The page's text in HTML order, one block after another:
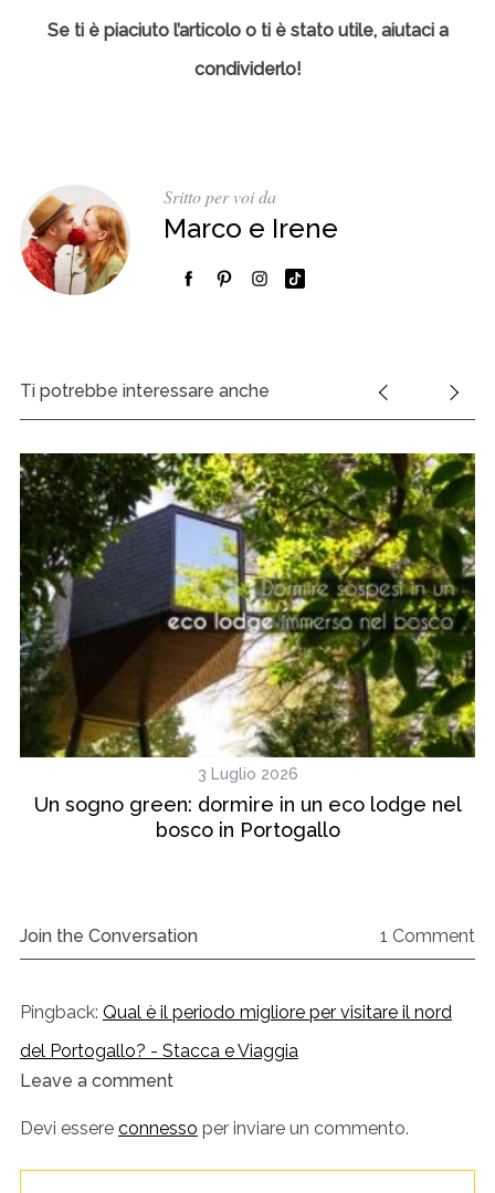
Se ti è piaciuto l’articolo o ti è stato utile, aiutaci a
condividerlo!
Sritto per voi da
Marco e Irene
Ti potrebbe interessare anche
3 Luglio 2026
Un sogno green: dormire in un eco lodge nel
bosco in Portogallo
Join the Conversation 1 Comment
Pingback: Qual è il periodo migliore per visitare il nord
del Portogallo? - Stacca e Viaggia
L
e
a
Leave a comment
Devi essere connesso per inviare un commento.